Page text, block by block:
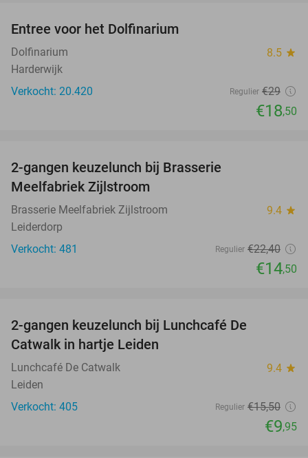
Entree voor het Dolfinarium
Dolfinarium 8.5 star
Harderwijk
Verkocht: 20.420
Regulier €29
€18,50
2-gangen keuzelunch bij Brasserie
Meelfabriek Zijlstroom
Brasserie Meelfabriek Zijlstroom 9.4 star
Leiderdorp
Verkocht: 481
Regulier €22,40
€14,50
2-gangen keuzelunch bij Lunchcafé De
Catwalk in hartje Leiden
Lunchcafé De Catwalk 9.4 star
Leiden
Verkocht: 405
Regulier €15,50
€9,95